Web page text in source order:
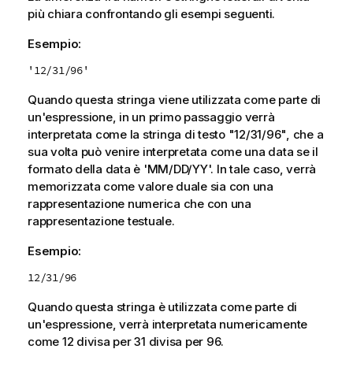
più chiara confrontando gli esempi seguenti.
Esempio:
'12/31/96'
Quando questa stringa viene utilizzata come parte di
un'espressione, in un primo passaggio verrà
interpretata come la stringa di testo "12/31/96", che a
sua volta può venire interpretata come una data se il
formato della data è 'MM/DD/YY'. In tale caso, verrà
memorizzata come valore duale sia con una
rappresentazione numerica che con una
rappresentazione testuale.
Esempio:
12/31/96
Quando questa stringa è utilizzata come parte di
un'espressione, verrà interpretata numericamente
come 12 divisa per31 divisa per 96.